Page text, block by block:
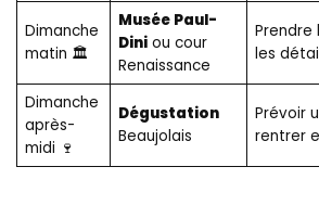
Dimanche
matin 🏛️
Musée Paul-
Diniou cour
Renaissance
Prendre
les
Dimanche
après-
midi 🍷
Dégustation
Beaujolais
Prévoir
rentrer